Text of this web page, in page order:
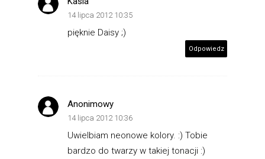
14 lipca 2012 10:35
pięknie Daisy ;)
Odpowiedz
Anonimowy
14 lipca 2012 10:36
Uwielbiam neonowe kolory. :) Tobie
bardzo do twarzy w takiej tonacji :)